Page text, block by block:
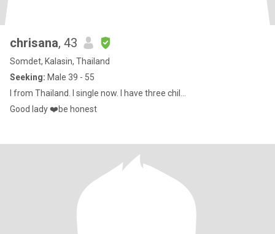
chrisana, 43
Somdet, Kalasin, Thailand
Seeking: Male 39 - 55
I from Thailand. I single now. I have three chil...
Good lady ❤️be honest